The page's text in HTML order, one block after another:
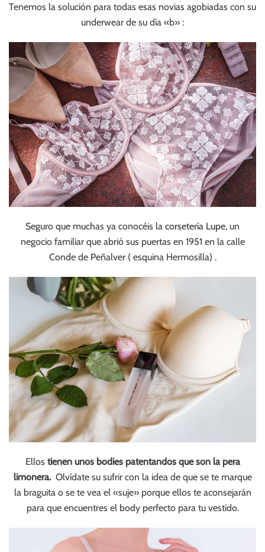
Tenemos la solución para todas esas novias agobiadas con su
underwear de su día «b» :
Seguro que muchas ya conocéis la corsetería Lupe, un
negocio familiar que abrió sus puertas en 1951 en la calle
Conde de Peñalver ( esquina Hermosilla) .
Ellos tienen unos bodies patentandos que son la pera
limonera. Olvídate su sufrir con la idea de que se te marque
la braguita o se te vea el «suje» porque ellos te aconsejarán
para que encuentres el body perfecto para tu vestido.